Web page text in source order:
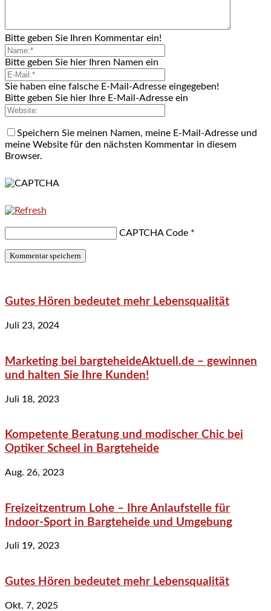
Bitte geben Sie Ihren Kommentar ein!
Bitte geben Sie hier Ihren Namen ein
Sie haben eine falsche E-Mail-Adresse eingegeben!
Bitte geben Sie hier Ihre E-Mail-Adresse ein
Speichern Sie meinen Namen, meine E-Mail-Adresse und
meine Website für den nächsten Kommentar in diesem
Browser.
CAPTCHA Code *
Gutes Hören bedeutet mehr Lebensqualität
Juli 23, 2024
Marketing bei bargteheideAktuell.de – gewinnen
und halten Sie Ihre Kunden!
Juli 18, 2023
Kompetente Beratung und modischer Chic bei
Optiker Scheel in Bargteheide
Aug. 26, 2023
Freizeitzentrum Lohe – Ihre Anlaufstelle für
Indoor-Sport in Bargteheide und Umgebung
Juli 19, 2023
Gutes Hören bedeutet mehr Lebensqualität
Okt. 7, 2025